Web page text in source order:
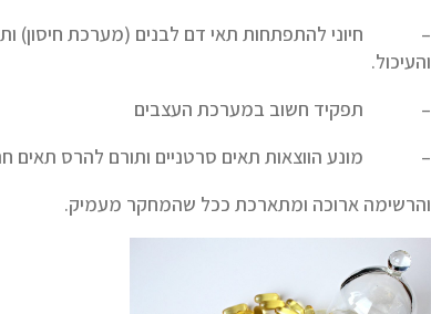
– חיוני להתפתחות תאי דם לבנים (מערכת חיסון)
והעיכול.
– תפקיד חשוב במערכת העצבים
– מונע הווצאות תאים סרטניים ותורם להרס תאים
והרשימה ארוכה ומתארכת ככל שהמחקר מעמיק.